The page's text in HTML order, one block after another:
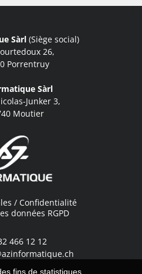
Sàrl (Siège social)
26,
Porrentruy
Sàrl
Junker 3,
Moutier
/ Confidentialité
données RGPD
466 12 12
fins de statistiques,